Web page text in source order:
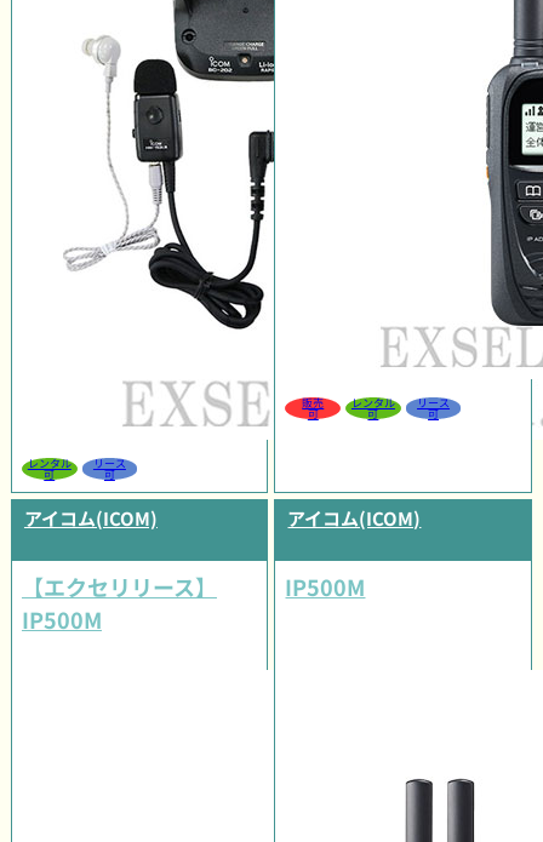
レンタル
可
リース
可
販売
可
レンタル
可
リース
可
アイコム(ICOM)
【エクセリリース】
IP500M
アイコム(ICOM)
IP500M